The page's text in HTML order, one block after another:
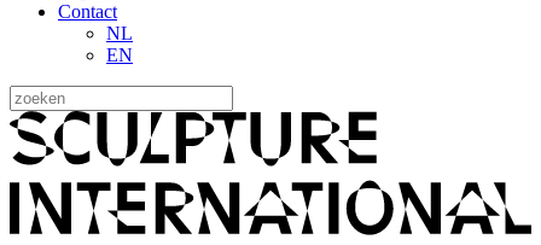
Contact
NL
EN